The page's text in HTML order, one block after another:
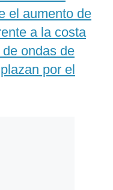
el aumento de
a la costa
ondas de
por el